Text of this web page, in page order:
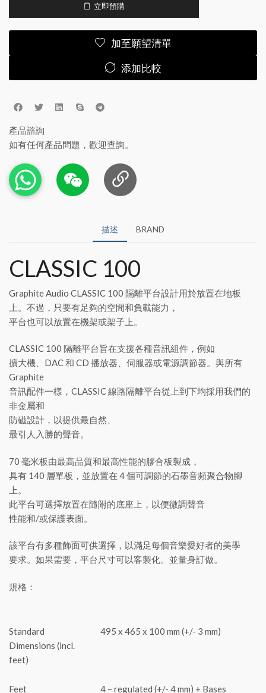
立即預購
加至願望清單
添加比較
產品諮詢
如有任何產品問題，歡迎查詢。
描述 BRAND
CLASSIC 100
Graphite Audio CLASSIC 100 隔離平台設計用於放置在地板
上。不過，只要有足夠的空間和負載能力，
平台也可以放置在機架或架子上。
CLASSIC 100 隔離平台旨在支援各種音訊組件，例如
擴大機、DAC 和 CD 播放器、伺服器或電源調節器。與所有
Graphite
音訊配件一樣，CLASSIC 線路隔離平台從上到下均採用我們的
非金屬和
防磁設計，以提供最自然、
最引人入勝的聲音。
70 毫米板由最高品質和最高性能的膠合板製成，
具有 140 層單板，並放置在 4 個可調節的石墨音頻聚合物腳
上。
此平台可選擇放置在隨附的底座上，以便微調聲音
性能和/或保護表面。
該平台有多種飾面可供選擇，以滿足每個音樂愛好者的美學
要求。如果需要，平台尺寸可以客製化。並量身訂做。
規格：
Standard
Dimensions (incl.
feet)
495 x 465 x 100 mm (+/- 3 mm)
Feet 4 – regulated (+/- 4 mm) + Bases